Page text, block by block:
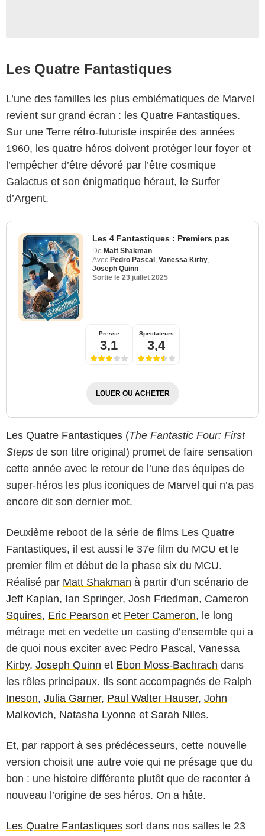
Les Quatre Fantastiques
L’une des familles les plus emblématiques de Marvel
revient sur grand écran : les Quatre Fantastiques.
Sur une Terre rétro-futuriste inspirée des années
1960, les quatre héros doivent protéger leur foyer et
l’empêcher d’être dévoré par l’être cosmique
Galactus et son énigmatique héraut, le Surfer
d’Argent.
Les 4 Fantastiques : Premiers pas
De Matt Shakman
Avec Pedro Pascal Vanessa Kirby
Joseph Quinn
Sortie le 23 juillet 2025
Presse
3,1
Spectateurs
3,4
LOUER OU ACHETER
Les Quatre Fantastiques (The Fantastic Four: First
Steps de son titre original) promet de faire sensation
cette année avec le retour de l’une des équipes de
super-héros les plus iconiques de Marvel qui n’a pas
encore dit son dernier mot.
Deuxième reboot de la série de films Les Quatre
Fantastiques, il est aussi le 37e film du MCU et le
premier film et début de la phase six du MCU.
Réalisé par Matt Shakman à partir d’un scénario de
Jeff Kaplan, Ian Springer, Josh Friedman, Cameron
Squires, Eric Pearson et Peter Cameron, le long
métrage met en vedette un casting d’ensemble qui a
de quoi nous exciter avec Pedro Pascal, Vanessa
Kirby, Joseph Quinn et Ebon Moss-Bachrach dans
les rôles principaux. Ils sont accompagnés de Ralph
Ineson, Julia Garner, Paul Walter Hauser, John
Malkovich, Natasha Lyonne et Sarah Niles.
Et, par rapport à ses prédécesseurs, cette nouvelle
version choisit une autre voie qui ne présage que du
bon : une histoire différente plutôt que de raconter à
nouveau l’origine de ses héros. On a hâte.
Les Quatre Fantastiques sort dans nos salles le 23